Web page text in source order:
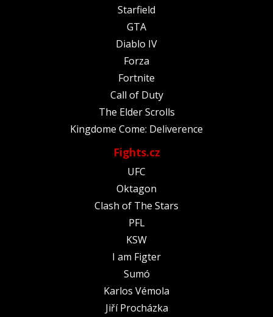
Starfield
GTA
Diablo IV
Forza
Fortnite
Call of Duty
The Elder Scrolls
Kingdome Come: Deliverence
Fights.cz
UFC
Oktagon
Clash of The Stars
PFL
KSW
I am Figter
Sumó
Karlos Vémola
Jiří Procházka